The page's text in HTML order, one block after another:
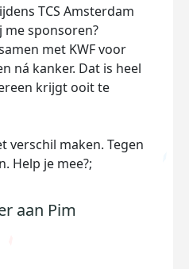
TCS Amsterdam
me sponsoren?
met KWF voor
ná kanker. Dat is heel
krijgt ooit te
verschil maken. Tegen
Help je mee?;
aan Pim